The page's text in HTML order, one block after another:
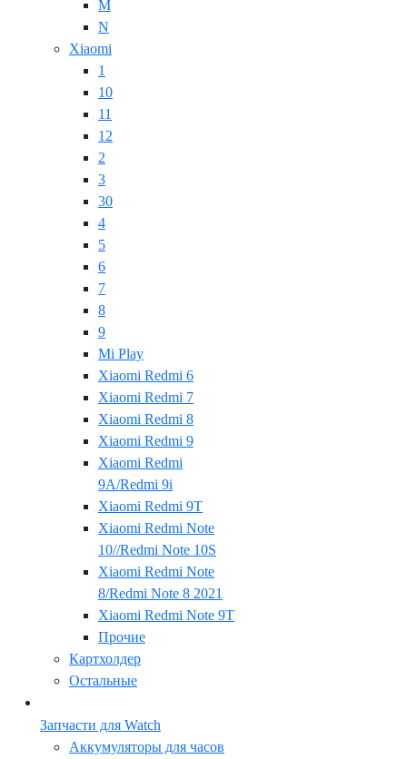
M
N
Xiaomi
1
10
11
12
2
3
30
4
5
6
7
8
9
Mi Play
Xiaomi Redmi 6
Xiaomi Redmi 7
Xiaomi Redmi 8
Xiaomi Redmi 9
Xiaomi Redmi
9A/Redmi 9i
Xiaomi Redmi 9T
Xiaomi Redmi Note
10//Redmi Note 10S
Xiaomi Redmi Note
8/Redmi Note 8 2021
Xiaomi Redmi Note 9T
Прочие
Картхолдер
Остальные
Запчасти для Watch
Аккумуляторы для часов